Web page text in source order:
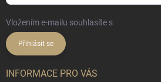
Vložením e-mailu souhlasíte s
Přihlásit se
INFORMACE PRO VÁS